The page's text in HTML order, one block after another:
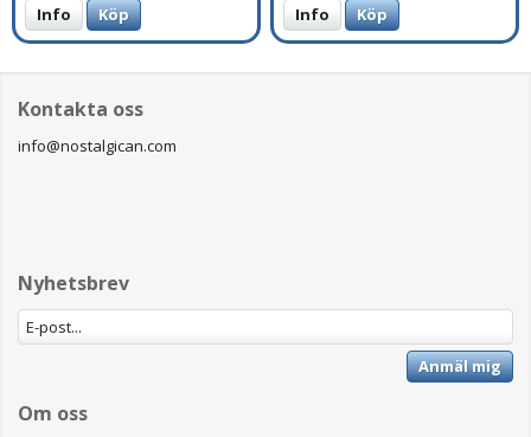
Info Köp Info Köp
Kontakta oss
info@nostalgican.com
Nyhetsbrev
Anmäl mig
Om oss